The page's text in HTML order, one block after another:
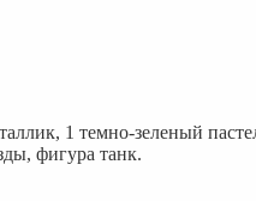
1 темно-зеленый
фигура танк.